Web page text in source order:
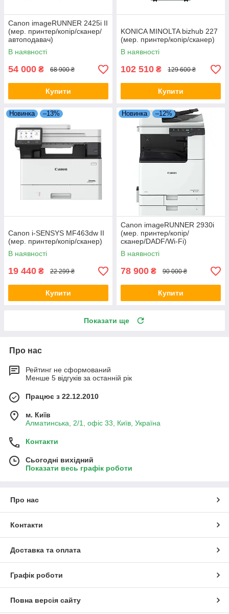
Canon imageRUNNER 2425i II
(мер. принтер/копір/сканер/
автоподавач)
В наявності
54 000 ₴ 68 900 ₴
Купити
KONICA MINOLTA bizhub 227
(мер. принтер/копір/сканер)
В наявності
102 510 ₴ 129 600 ₴
Купити
Новинка –13%
Canon i-SENSYS MF463dw II
(мер. принтер/копір/сканер)
В наявності
19 440 ₴ 22 299 ₴
Купити
Новинка –12%
Canon imageRUNNER 2930i
(мер. принтер/копір/
сканер/DADF/Wi-Fi)
В наявності
78 900 ₴ 90 000 ₴
Купити
Показати ще
Про нас
Рейтинг не сформований
Менше 5 відгуків за останній рік
Працює з 22.12.2010
м. Київ
Алматинська, 2/1, офіс 33, Київ, Україна
Контакти
Сьогодні вихідний
Показати весь графік роботи
Про нас
Контакти
Доставка та оплата
Графік роботи
Повна версія сайту